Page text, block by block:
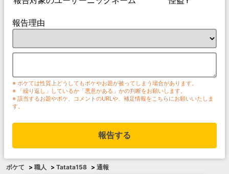
報告理由
※ ボケては性質上どうしてもボケやお題が被ってしまう場合があります。
※ 「繰り返し」しているか「悪意がある」かの判断をお願いします。
※ 該当するお題やボケ、コメントのURLや、補足情報をこちらにお願いいたしま
す。
報告する
ボケて > 職人 > Tatata158 > 通報